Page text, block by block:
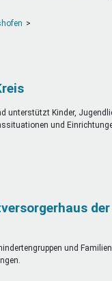
unterstützt Kinder,
und
und